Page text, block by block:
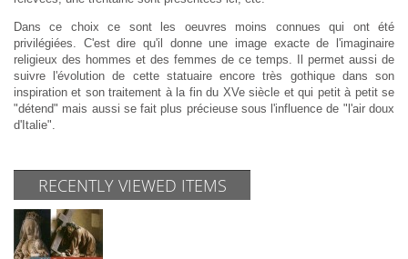
Dans ce choix ce sont les oeuvres moins connues qui ont été
privilégiées. C'est dire qu'il donne une image exacte de l'imaginaire
religieux des hommes et des femmes de ce temps. Il permet aussi de
suivre l'évolution de cette statuaire encore très gothique dans son
inspiration et son traitement à la fin du XVe siècle et qui petit à petit se
"détend" mais aussi se fait plus précieuse sous l'influence de "l'air doux
d'Italie".
RECENTLY VIEWED ITEMS